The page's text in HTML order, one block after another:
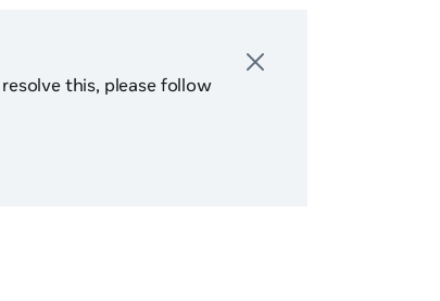
this, please follow